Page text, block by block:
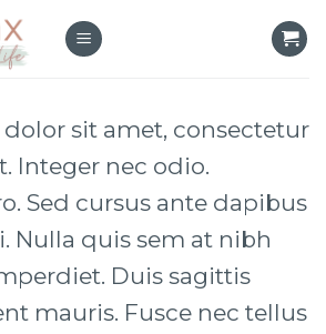
sit amet, consectetur
Integer nec odio.
Sed cursus ante dapibus
Nulla quis sem at nibh
Duis sagittis
mauris. Fusce nec tellus